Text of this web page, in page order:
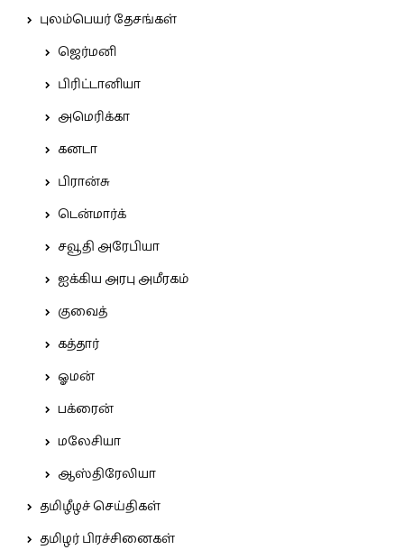
புலம்பெயர் தேசங்கள்
ஜெர்மனி
பிரிட்டானியா
அமெரிக்கா
கனடா
பிரான்சு
டென்மார்க்
சவூதி அரேபியா
ஐக்கிய அரபு அமீரகம்
குவைத்
கத்தார்
ஓமன்
பக்ரைன்
மலேசியா
ஆஸ்திரேலியா
தமிழீழச் செய்திகள்
தமிழர் பிரச்சினைகள்